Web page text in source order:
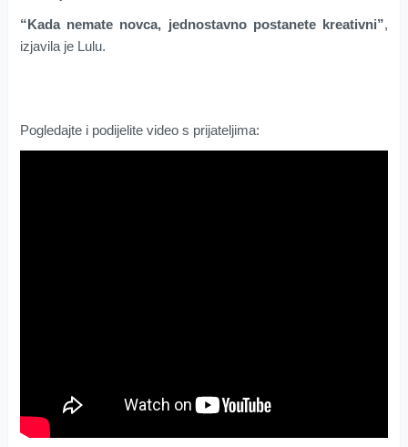
“Kada nemate novca, jednostavno postanete kreativni”,
izjavila je Lulu.
Pogledajte i podijelite video s prijateljima: